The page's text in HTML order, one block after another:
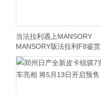
当法拉利遇上MANSORY
MANSORY版法拉利F8鉴赏